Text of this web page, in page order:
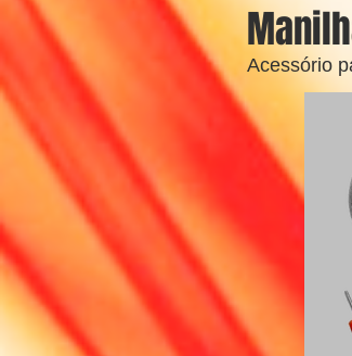
Acessório